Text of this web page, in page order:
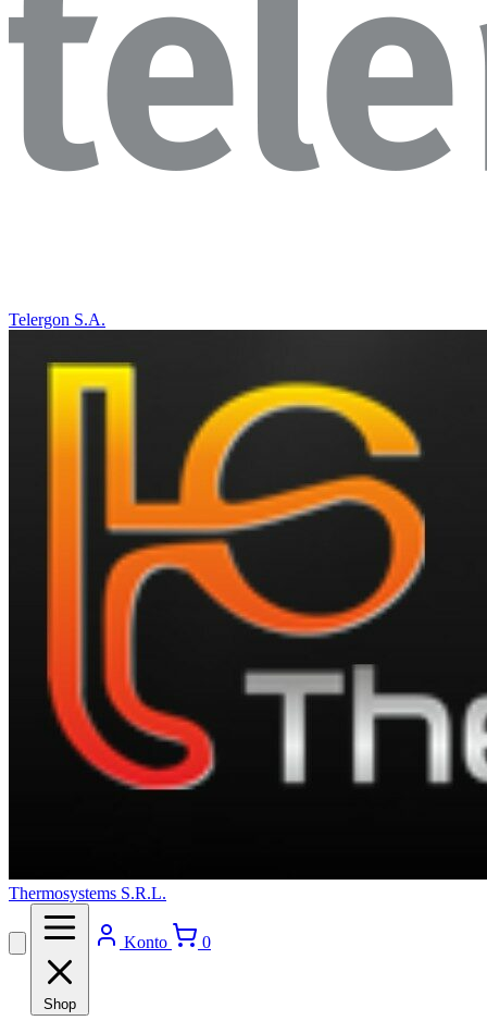
Telergon S.A.
Thermosystems S.R.L.
Shop
Konto 0